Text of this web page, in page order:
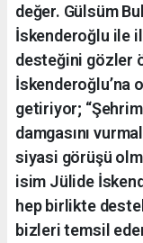
değer. Gülsüm
İskenderoğlu ile
desteğini gözler
İskenderoğlu’na
getiriyor;
damgasını
siyasi görüşü
isim Jülide
hep birlikte
bizleri temsil